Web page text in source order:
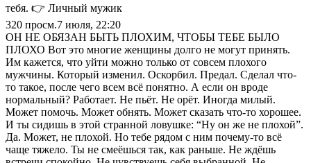
тебя. 👉 Личный мужик
320 просм.7 июля, 22:20
ОН НЕ ОБЯЗАН БЫТЬ ПЛОХИМ, ЧТОБЫ ТЕБЕ БЫЛО
ПЛОХО Вот это многие женщины долго не могут принять.
Им кажется, что уйти можно только от совсем плохого
мужчины. Который изменил. Оскорбил. Предал. Сделал что-
то такое, после чего всем всё понятно. А если он вроде
нормальный? Работает. Не пьёт. Не орёт. Иногда милый.
Может помочь. Может обнять. Может сказать что-то хорошее.
И ты сидишь в этой странной ловушке: “Ну он же не плохой”.
Да. Может, не плохой. Но тебе рядом с ним почему-то всё
чаще тяжело. Ты не смеёшься так, как раньше. Не ждёшь